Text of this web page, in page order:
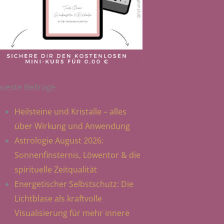
Beiträge
Heilsteine und Kristalle – alles
über Wirkung und Anwendung
Astrologie August 2026:
Sonnenfinsternis, Löwentor & die
spirituelle Zeitqualität
Energetischer Selbstschutz: Die
Lichtblase als kraftvolle
Visualisierung für mehr innere